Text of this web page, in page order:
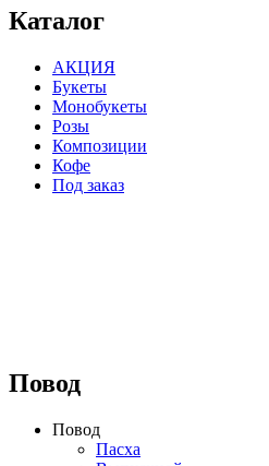
Каталог
АКЦИЯ
Букеты
Монобукеты
Розы
Композиции
Кофе
Под заказ
Повод
Повод
Пасха